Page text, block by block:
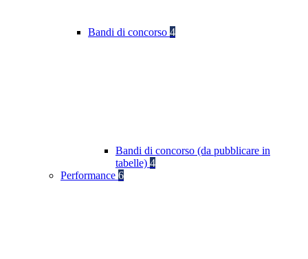
Bandi di concorso 4
Bandi di concorso (da pubblicare in
tabelle) 4
Performance 6